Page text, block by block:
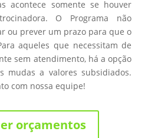
acontece somente se houver
O Programa não
ou prever um prazo para que o
aqueles que necessitam de
sem atendimento, há a opção
mudas a valores subsidiados.
com nossa equipe!
orçamentos